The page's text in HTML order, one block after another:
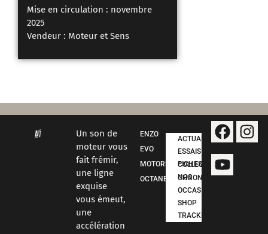
Mise en circulation : novembre
2025
Vendeur : Moteur et Sens
Un son de
moteur vous
fait frémir,
une ligne
exquise
vous émeut,
une
accélération
ENZO
EVO
MOTORSPORT
OCTANE
ACTUALITÉS
ESSAIS
FICHES COLLECTION
NOS CHRONOS
OCCASIONS
SHOP
TRACKDAYS